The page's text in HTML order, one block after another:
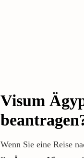
Visum
Wenn Sie eine Reise